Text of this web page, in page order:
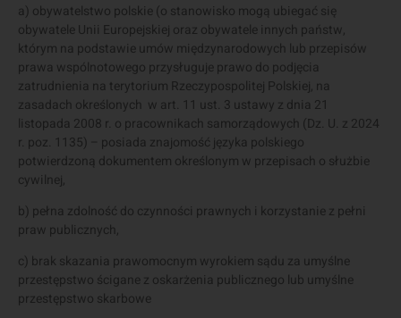
a) obywatelstwo polskie (o stanowisko mogą ubiegać się
obywatele Unii Europejskiej oraz obywatele innych państw,
którym na podstawie umów międzynarodowych lub przepisów
prawa wspólnotowego przysługuje prawo do podjęcia
zatrudnienia na terytorium Rzeczypospolitej Polskiej, na
zasadach określonych w art. 11 ust. 3 ustawy z dnia 21
listopada 2008 r. o pracownikach samorządowych (Dz. U. z 2024
r. poz. 1135) – posiada znajomość języka polskiego
potwierdzoną dokumentem określonym w przepisach o służbie
cywilnej,
b) pełna zdolność do czynności prawnych i korzystanie z pełni
praw publicznych,
c) brak skazania prawomocnym wyrokiem sądu za umyślne
przestępstwo ścigane z oskarżenia publicznego lub umyślne
przestępstwo skarbowe